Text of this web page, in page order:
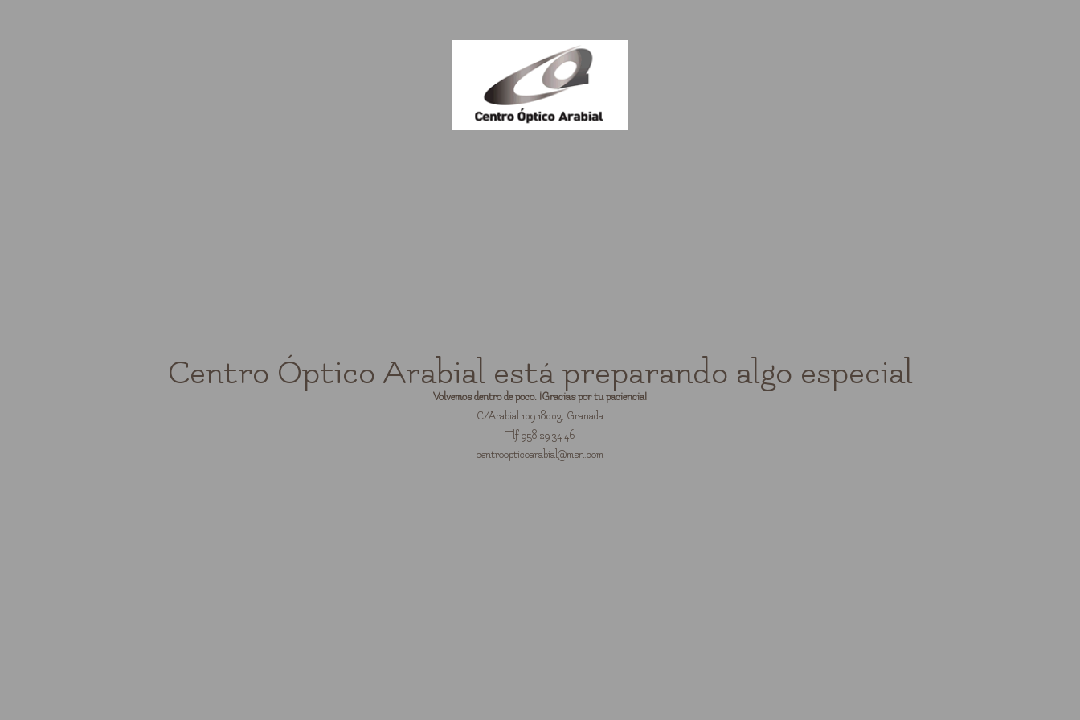
Centro Óptico Arabial está preparando algo especial
Volvemos dentro de poco. ¡Gracias por tu paciencia!
C/Arabial 109 18003, Granada
Tlf 958 29 34 46
centroopticoarabial@msn.com